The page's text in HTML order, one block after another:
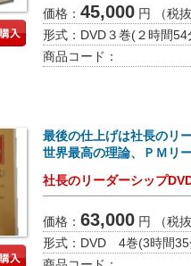
価格： 45,000 円
（税抜
形式： DVD３巻(２時間
商品コード：
最後の仕上げは社長のリ
世界最高の理論、ＰＭリ
社長のリーダーシップ
価格： 63,000 円
（税抜
形式： DVD 4巻(3時間35